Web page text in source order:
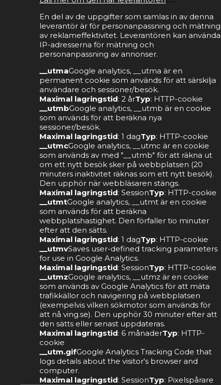
En del av de uppgifter som samlas in av denna
leverantör är för personanpassning och mätning
av reklameffektivitet. Leverantören kan använda
IP-adresserna för mätning och
personanpassning av annonser.
__utmaGoogle analytics, __utma är en
permanent cookie som används för att särskilja
användare och sessioner/besök.
Maximal lagringstid: 2 årTyp: HTTP-cookie
__utmbGoogle analytics, __utmb är en cookie
som används för att beräkna nya
sessioner/besök.
Maximal lagringstid: 1 dagTyp: HTTP-cookie
__utmcGoogle analytics, __utmc är en cookie
som används av med "__utmb" för att räkna ut
om ett nytt besök sker på webbplatsen (20
minuters inaktivitet räknas som ett nytt besök).
Den upphör när webbläsaren stängs.
Maximal lagringstid: SessionTyp: HTTP-cookie
__utmtGoogle analytics, __utmt är en cookie
som används för att beräkna
webbplatshastighet. Den förfaller tio minuter
efter att den sätts.
Maximal lagringstid: 1 dagTyp: HTTP-cookie
__utmvSaves user-defined tracking parameters
for use in Google Analytics.
Maximal lagringstid: SessionTyp: HTTP-cookie
__utmzGoogle analytics, __utmz är en cookie
som används av Google Analytics för att mäta
trafikkällor och navigering på webbplatsen
(exempelvis vilken sökmotor som används för
att nå ving.se). Den upphör 30 minuter efter att
den sätts eller senast uppdateras.
Maximal lagringstid: 6 månaderTyp: HTTP-
cookie
__utm.gifGoogle Analytics Tracking Code that
logs details about the visitor's browser and
computer.
Maximal lagringstid: SessionTyp: Pixelspårare